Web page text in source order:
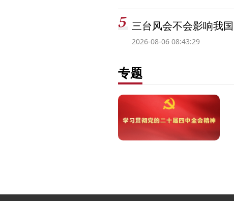
三台风会不会影响我
2026-08-06 08:43:29
专题